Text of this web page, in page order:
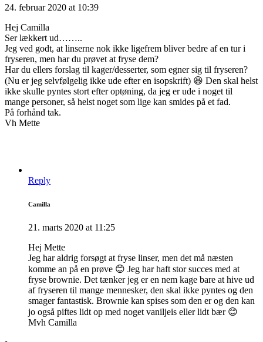
24. februar 2020 at 10:39
Hej Camilla
Ser lækkert ud……..
Jeg ved godt, at linserne nok ikke ligefrem bliver bedre af en tur i
fryseren, men har du prøvet at fryse dem?
Har du ellers forslag til kager/desserter, som egner sig til fryseren?
(Nu er jeg selvfølgelig ikke ude efter en isopskrift) 😆 Den skal helst
ikke skulle pyntes stort efter optøning, da jeg er ude i noget til
mange personer, så helst noget som lige kan smides på et fad.
På forhånd tak.
Vh Mette
Reply
Camilla
21. marts 2020 at 11:25
Hej Mette
Jeg har aldrig forsøgt at fryse linser, men det må næsten
komme an på en prøve 😊 Jeg har haft stor succes med at
fryse brownie. Det tænker jeg er en nem kage bare at hive ud
af fryseren til mange mennesker, den skal ikke pyntes og den
smager fantastisk. Brownie kan spises som den er og den kan
jo også piftes lidt op med noget vaniljeis eller lidt bær 😊
Mvh Camilla